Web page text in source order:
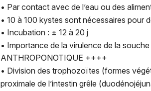
• Par contact avec de l’eau ou des
• 10 à 100 kystes sont nécessaires pour
• Incubation : ± 12 à 20 j
• Importance de la virulence de la
ANTHROPONOTIQUE ++++
• Division des trophozoïtes (formes
proximale de l’intestin grêle